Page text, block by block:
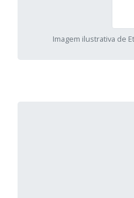
Imagem ilustrativa de